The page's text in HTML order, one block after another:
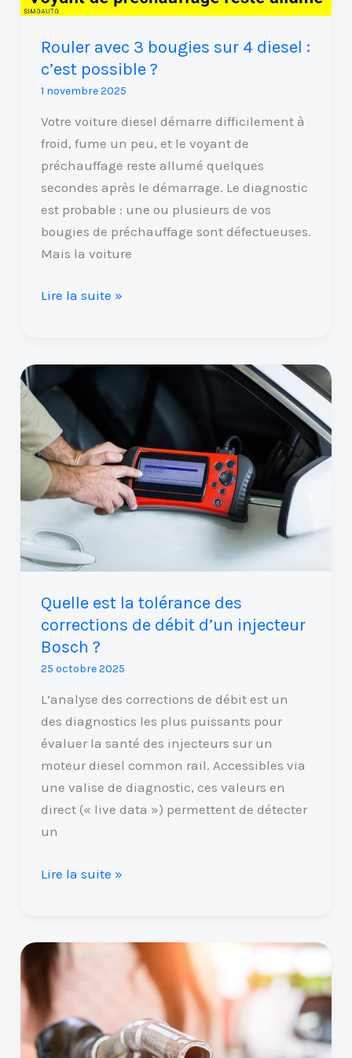
Rouler avec 3 bougies sur 4 diesel :
c’est possible ?
1 novembre 2025
Votre voiture diesel démarre difficilement à
froid, fume un peu, et le voyant de
préchauffage reste allumé quelques
secondes après le démarrage. Le diagnostic
est probable : une ou plusieurs de vos
bougies de préchauffage sont défectueuses.
Mais la voiture
:
possible
?
Lire la suite »
Quelle est la tolérance des
corrections de débit d’un injecteur
Bosch ?
25 octobre 2025
L’analyse des corrections de débit est un
des diagnostics les plus puissants pour
évaluer la santé des injecteurs sur un
moteur diesel common rail. Accessibles via
une valise de diagnostic, ces valeurs en
direct (« live data ») permettent de détecter
un
la
tolérance
des
corrections
débit
d’un
injecteur
Bosch
Lire la suite »
Gasoil
Excellium
quels
sont